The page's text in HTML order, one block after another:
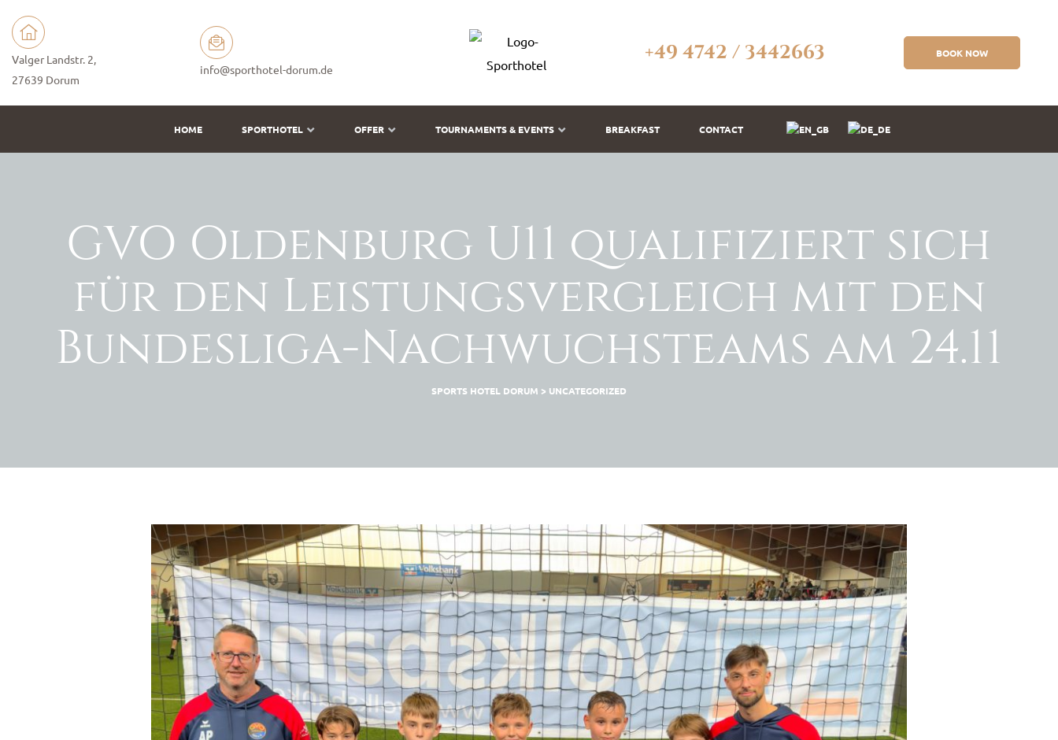
Valger Landstr. 2,
27639 Dorum
info@sporthotel-dorum.de
+49 4742 / 3442663 BOOK NOW
HOME SPORTHOTEL OFFER TOURNAMENTS & EVENTS BREAKFAST CONTACT
GVO Oldenburg U11 qualifiziert sich
für den Leistungsvergleich mit den
Bundesliga-Nachwuchsteams am 24.11
SPORTS HOTEL DORUM > UNCATEGORIZED